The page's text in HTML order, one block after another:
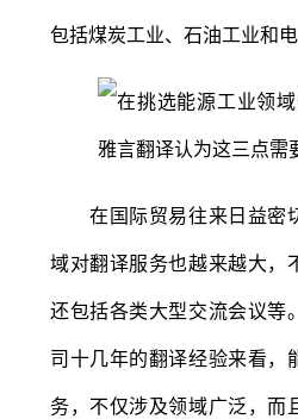
包括煤炭工业、石油工业和电
在国际贸易往来日益密
域对翻译服务也越来越大，
还包括各类大型交流会议等
司十几年的翻译经验来看，
务，不仅涉及领域广泛，而